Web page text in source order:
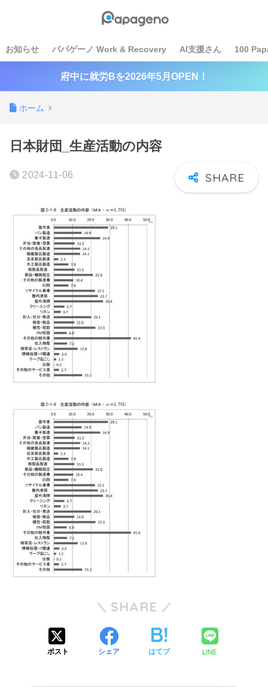
お知らせ パパゲーノ Work & Recovery AI支援さん 100
府中に就労Bを2026年5月OPEN！
ホーム
日本財団_生産活動の内容
2024-11-06
SHARE
ポスト シェア はてブ LINE